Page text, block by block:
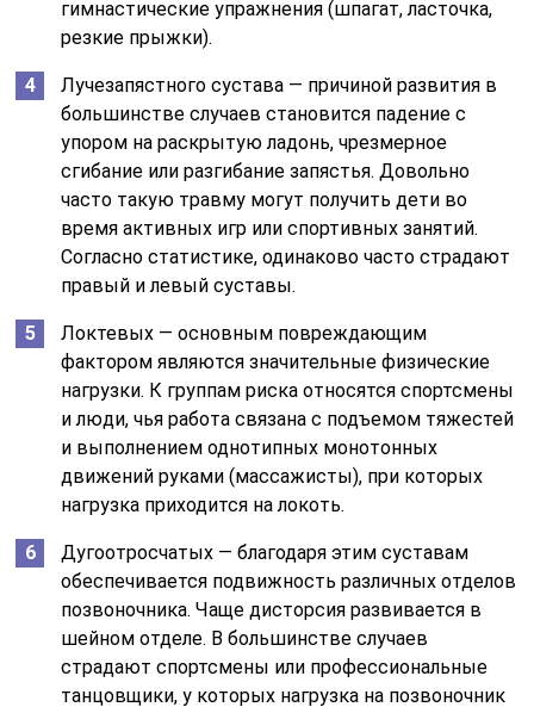
гимнастические упражнения (шпагат, ласточка,
резкие прыжки).
Лучезапястного сустава — причиной развития в
большинстве случаев становится падение с
упором на раскрытую ладонь, чрезмерное
сгибание или разгибание запястья. Довольно
часто такую травму могут получить дети во
время активных игр или спортивных занятий.
Согласно статистике, одинаково часто страдают
правый и левый суставы.
Локтевых — основным повреждающим
фактором являются значительные физические
нагрузки. К группам риска относятся спортсмены
и люди, чья работа связана с подъемом тяжестей
и выполнением однотипных монотонных
движений руками (массажисты), при которых
нагрузка приходится на локоть.
Дугоотросчатых — благодаря этим суставам
обеспечивается подвижность различных отделов
позвоночника. Чаще дисторсия развивается в
шейном отделе. В большинстве случаев
страдают спортсмены или профессиональные
танцовщики, у которых нагрузка на позвоночник